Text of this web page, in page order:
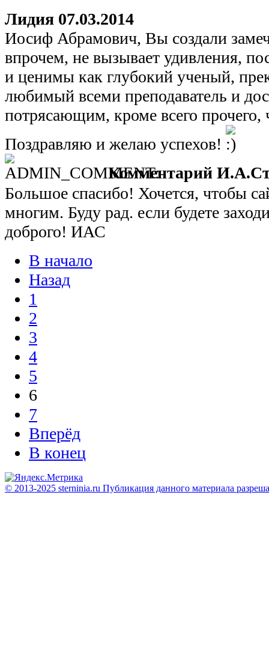
Лидия 07.03.2014
Иосиф Абрамович, Вы создали
впрочем, не вызывает удивления,
и ценимы как глубокий ученый,
любимый всеми преподаватель и
потрясающим, кроме всего
Поздравляю и желаю успехов!
Комментарий
Большое спасибо! Хочется, чтобы
многим. Буду рад. если будете
доброго! ИАС
В начало
Назад
1
2
3
4
5
6
7
Вперёд
В конец
© 2013-2025 sterninia.ru Публикация данного материала